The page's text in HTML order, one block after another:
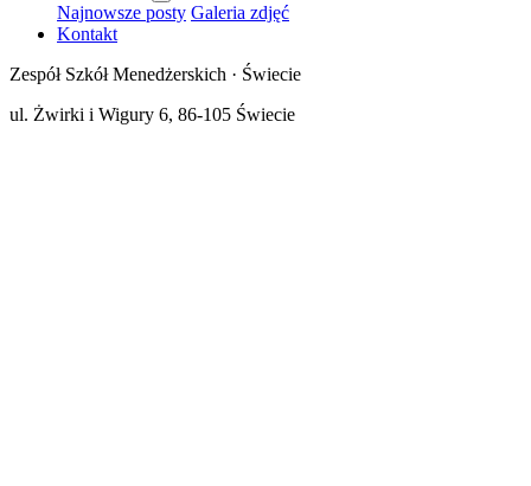
Najnowsze posty Galeria zdjęć
Kontakt
Zespół Szkół Menedżerskich · Świecie
ul. Żwirki i Wigury 6, 86-105 Świecie